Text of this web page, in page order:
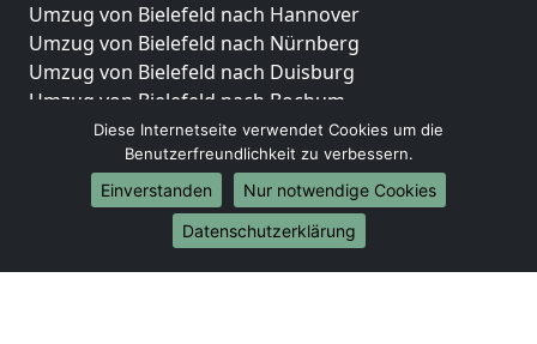
Umzug von Bielefeld nach Hannover
Umzug von Bielefeld nach Nürnberg
Umzug von Bielefeld nach Duisburg
Umzug von Bielefeld nach Bochum
Umzug von Bielefeld nach Wuppertal
Umzug von Bielefeld nach Bielefeld
Umzug von Bielefeld nach Bonn
Umzug von Bielefeld nach Münster
Diese Internetseite verwendet Cookies um die
Benutzerfreundlichkeit zu verbessern.
Einverstanden
Nur notwendige Cookies
Datenschutzerklärung